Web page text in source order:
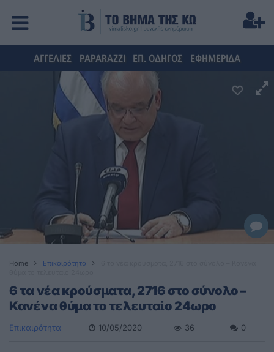
ΑΓΓΕΛΙΕΣ PAPARAZZI ΕΠ. ΟΔΗΓΟΣ ΕΦΗΜΕΡΙΔΑ
Home Επικαιρότητα
6 τα νέα κρούσματα, 2716 στο σύνολο –
Κανένα θύμα το τελευταίο 24ωρο
Επικαιρότητα 10/05/2020 36 0